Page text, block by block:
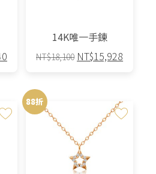
。
目
格：
NT$18,040。
14K唯一手鍊
NT$18,100 原
NT$18,100。
NT$15,928
格：
88折